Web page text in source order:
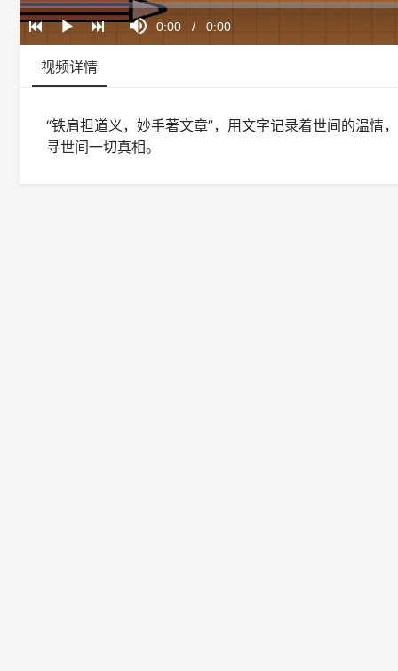
Play
Mute
Current
0:00 / Duration
0:00
Loaded:
0%
Progress:
0%
视频详情
“铁肩担道义，妙手著文章”，用文字记录着世间的温情
寻世间一切真相。